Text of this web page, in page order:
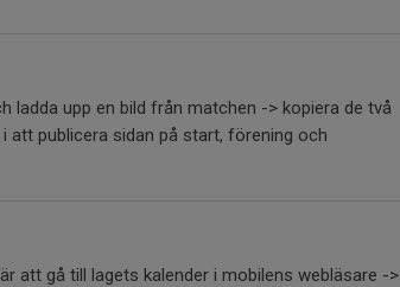
ladda upp en bild från matchen -> kopiera de två
publicera sidan på start, förening och
att gå till lagets kalender i mobilens webläsare ->